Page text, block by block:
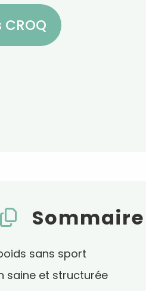
Sommaire
sans sport
saine et structurée